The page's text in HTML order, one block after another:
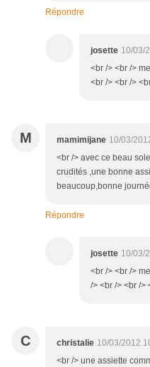
Répondre
josette 10/03/
<br /> <br />
<br /> <br />
M mamimijane 10/03/
<br /> avec ce beau
crudités ,une bonne
beaucoup,bonne
Répondre
josette 10/03/
<br /> <br />
/> <br /> <br />
C christalie 10/03/2012
<br /> une assiette